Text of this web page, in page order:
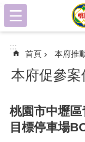
跳到主要內容區塊
:::
:::
首頁 本府推
本府促參案
桃園市中壢
目標停車場